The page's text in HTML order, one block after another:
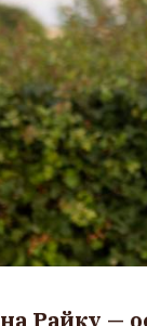
Райку —